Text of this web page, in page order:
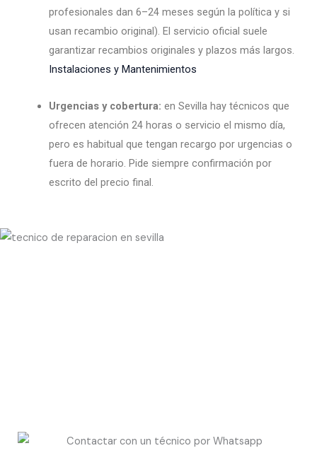
profesionales dan 6–24 meses según la política y si
usan recambio original). El servicio oficial suele
garantizar recambios originales y plazos más largos.
Instalaciones y Mantenimientos
Urgencias y cobertura: en Sevilla hay técnicos que
ofrecen atención 24 horas o servicio el mismo día,
pero es habitual que tengan recargo por urgencias o
fuera de horario. Pide siempre confirmación por
escrito del precio final.